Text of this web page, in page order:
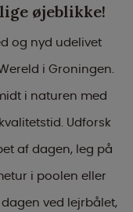
øjeblikke!
og nyd udelivet
i Groningen.
i naturen med
Udforsk
af dagen, leg på
i poolen eller
ved lejrbålet,